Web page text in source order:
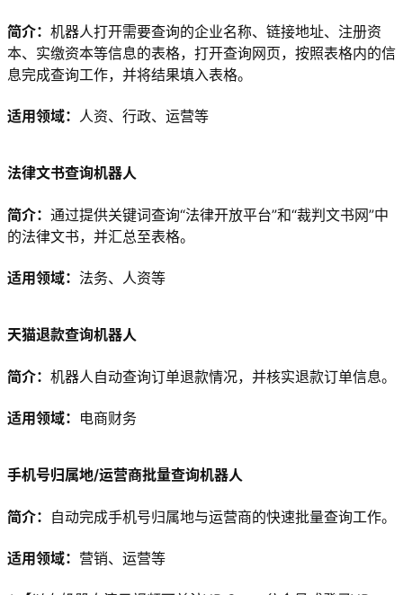
简介： 机器人打开需要查询的企业名称、链接地址、注册资
本、实缴资本等信息的表格，打开查询网页，按照表格内的信
息完成查询工作，并将结果填入表格。
适用领域： 人资、行政、运营等
法律文书查询机器人
简介： 通过提供关键词查询“法律开放平台”和“裁判文书网”中
的法律文书，并汇总至表格。
适用领域： 法务、人资等
天猫退款查询机器人
简介： 机器人自动查询订单退款情况，并核实退款订单信息。
适用领域： 电商财务
手机号归属地/运营商批量查询机器人
简介： 自动完成手机号归属地与运营商的快速批量查询工作。
适用领域： 营销、运营等